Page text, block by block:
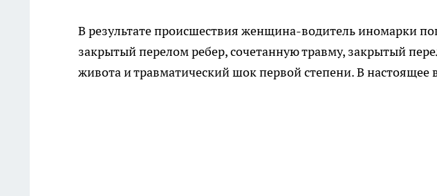
В результате происшествия женщина-водитель иномарки
закрытый перелом ребер, сочетанную травму, закрытый
живота и травматический шок первой степени. В настоящее